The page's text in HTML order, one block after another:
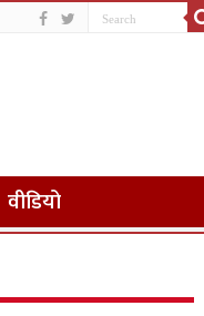
वीडियो